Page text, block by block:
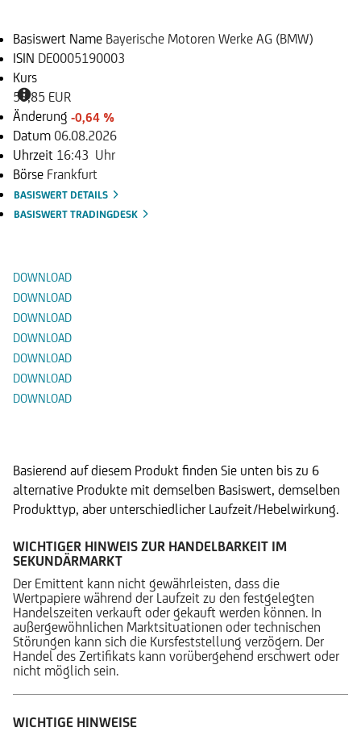
Basiswert Name Bayerische Motoren Werke AG (BMW)
ISIN DE0005190003
Kurs
58,85 EUR
Änderung -0,64 %
Datum 06.08.2026
Uhrzeit 16:43 Uhr
Börse Frankfurt
BASISWERT DETAILS
BASISWERT TRADINGDESK
DOWNLOAD
DOWNLOAD
DOWNLOAD
DOWNLOAD
DOWNLOAD
DOWNLOAD
DOWNLOAD
Basierend auf diesem Produkt finden Sie unten bis zu 6
alternative Produkte mit demselben Basiswert, demselben
Produkttyp, aber unterschiedlicher Laufzeit/Hebelwirkung.
WICHTIGER HINWEIS ZUR HANDELBARKEIT IM
SEKUNDÄRMARKT
Der Emittent kann nicht gewährleisten, dass die
Wertpapiere während der Laufzeit zu den festgelegten
Handelszeiten verkauft oder gekauft werden können. In
außergewöhnlichen Marktsituationen oder technischen
Störungen kann sich die Kursfeststellung verzögern. Der
Handel des Zertifikats kann vorübergehend erschwert oder
nicht möglich sein.
WICHTIGE HINWEISE